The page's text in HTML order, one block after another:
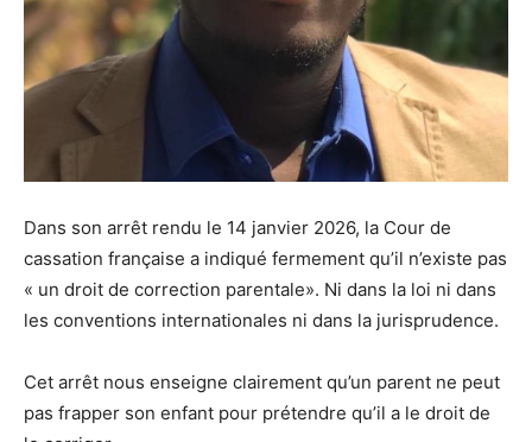
Dans son arrêt rendu le 14 janvier 2026, la Cour de
cassation française a indiqué fermement qu’il n’existe pas
« un droit de correction parentale». Ni dans la loi ni dans
les conventions internationales ni dans la jurisprudence.
Cet arrêt nous enseigne clairement qu’un parent ne peut
pas frapper son enfant pour prétendre qu’il a le droit de